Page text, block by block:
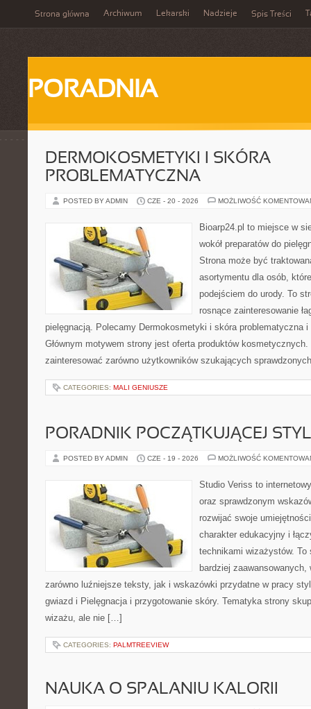
Strona główna Archiwum Lekarski Nadzieje Spis Treści
PORADNIA
DERMOKOSMETYKI I SKÓRA
PROBLEMATYCZNA
POSTED BY ADMIN CZE - 20 - 2026 MOŻLIWOŚĆ
Bioarp24.pl to miejsce w
wokół preparatów do
Strona może być
asortymentu dla osób,
podejściem do urody. To
rosnące zainteresowanie
pielęgnacją. Polecamy Dermokosmetyki i skóra problematyczna i
Głównym motywem strony jest oferta produktów
zainteresować zarówno użytkowników szukających
CATEGORIES: MALI GENIUSZE
PORADNIK POCZĄTKUJĄCEJ
POSTED BY ADMIN CZE - 19 - 2026 MOŻLIWOŚĆ
Studio Veriss to
oraz sprawdzonym
rozwijać swoje
charakter edukacyjny i
technikami wizażystów.
bardziej
zarówno luźniejsze teksty, jak i wskazówki przydatne w pracy
gwiazd i Pielęgnacja i przygotowanie skóry. Tematyka strony
wizażu, ale nie […]
CATEGORIES: PALMTREEVIEW
NAUKA O SPALANIU KALORII